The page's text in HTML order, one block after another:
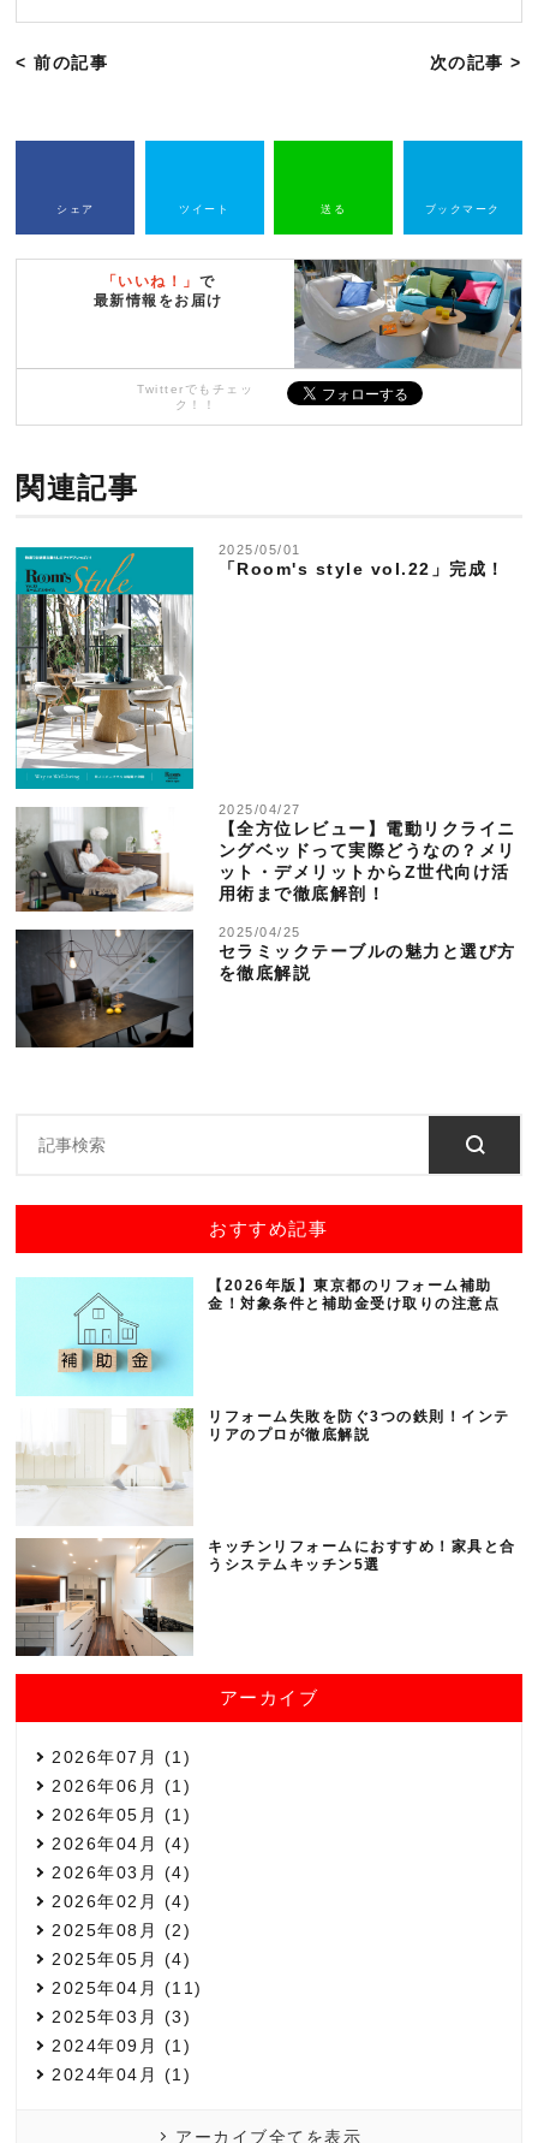
< 前の記事 次の記事 >
シェア ツイート 送る ブックマーク
「いいね！」 で
最新情報をお届け
Twitterでもチェッ
ク！！
関連記事
2025/05/01
「Room's style vol.22」完成！
2025/04/27
【全方位レビュー】電動リクライニ
ングベッドって実際どうなの？メリ
ット・デメリットからZ世代向け活
用術まで徹底解剖！
2025/04/25
セラミックテーブルの魅力と選び方
を徹底解説
おすすめ記事
【2026年版】東京都のリフォーム補助
金！対象条件と補助金受け取りの注意点
リフォーム失敗を防ぐ3つの鉄則！インテ
リアのプロが徹底解説
キッチンリフォームにおすすめ！家具と合
うシステムキッチン5選
アーカイブ
2026年07月 (1)
2026年06月 (1)
2026年05月 (1)
2026年04月 (4)
2026年03月 (4)
2026年02月 (4)
2025年08月 (2)
2025年05月 (4)
2025年04月 (11)
2025年03月 (3)
2024年09月 (1)
2024年04月 (1)
アーカイブ全てを表示